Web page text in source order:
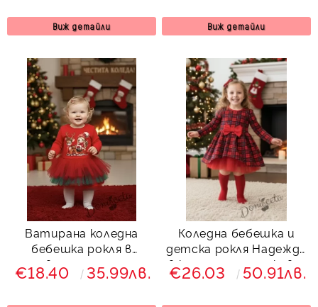
Виж детайли Виж детайли
Ватирана коледна
бебешка рокля в
червено с еленче и
момиченце и тюл в
€18.40 35.99лв.
Коледна бебешка и
детска рокля Надежда
в каре с дълъг ръкав и
тюл в червено Карена
€26.03 50.91лв.